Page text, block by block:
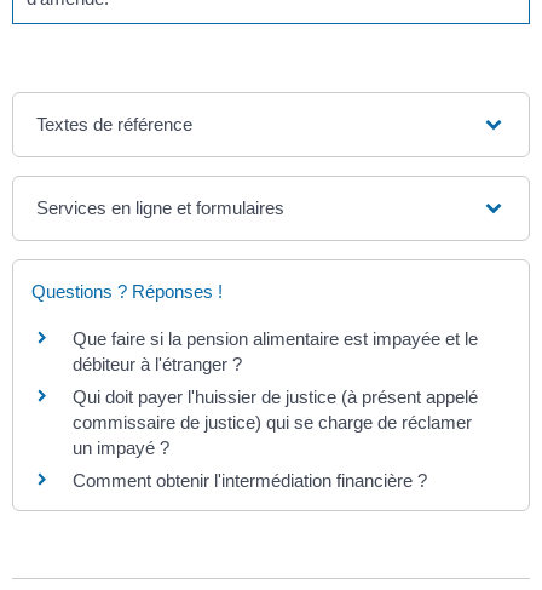
Textes de référence
Services en ligne et formulaires
Questions ? Réponses !
Que faire si la pension alimentaire est impayée et le
débiteur à l'étranger ?
Qui doit payer l'huissier de justice (à présent appelé
commissaire de justice) qui se charge de réclamer
un impayé ?
Comment obtenir l'intermédiation financière ?